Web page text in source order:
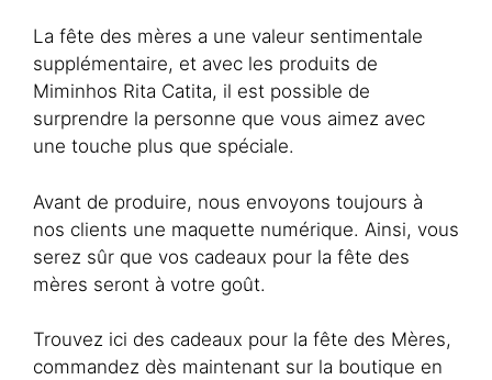
La fête des mères a une valeur sentimentale
supplémentaire, et avec les produits de
Miminhos Rita Catita, il est possible de
surprendre la personne que vous aimez avec
une touche plus que spéciale.
Avant de produire, nous envoyons toujours à
nos clients une maquette numérique. Ainsi, vous
serez sûr que vos cadeaux pour la fête des
mères seront à votre goût.
Trouvez ici des cadeaux pour la fête des Mères,
commandez dès maintenant sur la boutique en